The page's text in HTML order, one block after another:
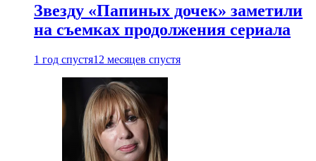
Звезду «Папиных дочек» заметили
на съемках продолжения сериала
1 год спустя12 месяцев спустя